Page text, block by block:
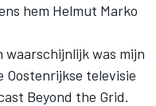
hem Helmut Marko
waarschijnlijk was mijn
televisie
Beyond the Grid.